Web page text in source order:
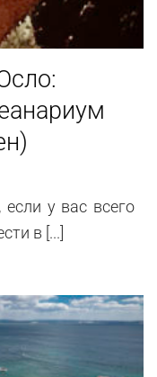
у вас всего
в [...]